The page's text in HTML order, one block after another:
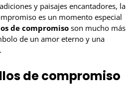
y paisajes encantadores, la
es un momento especial
de compromiso son mucho más
de un amor eterno y una
de compromiso